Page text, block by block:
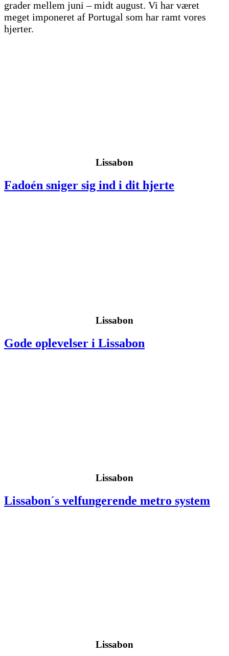
grader mellem juni – midt august. Vi har været
meget imponeret af Portugal som har ramt vores
hjerter.
Lissabon
Fadoén sniger sig ind i dit hjerte
Lissabon
Gode oplevelser i Lissabon
Lissabon
Lissabon´s velfungerende metro system
Lissabon